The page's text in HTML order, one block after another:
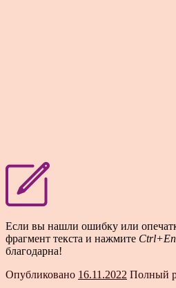
Если вы нашли ошибку или
фрагмент текста и нажмите
благодарна!
Опубликовано 16.11.2022 Полный